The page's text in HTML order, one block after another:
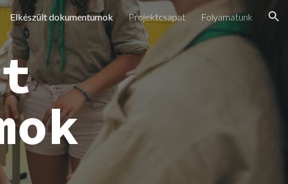
Elkészült dokumentumok Projektcsapat Folyamatunk